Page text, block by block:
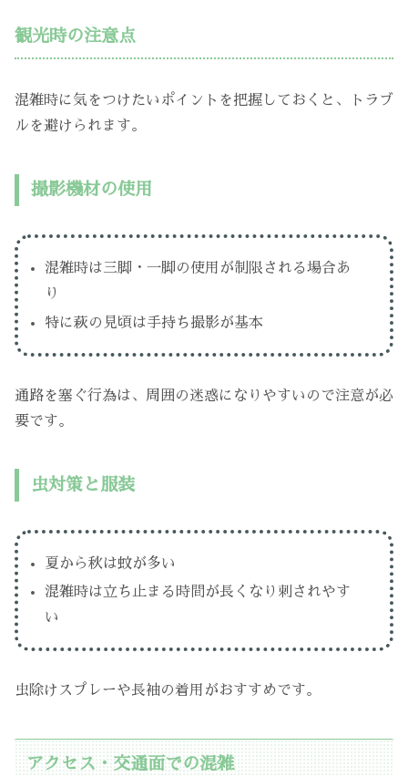
観光時の注意点
混雑時に気をつけたいポイントを把握しておくと、トラブ
ルを避けられます。
撮影機材の使用
混雑時は三脚・一脚の使用が制限される場合あ
り
特に萩の見頃は手持ち撮影が基本
通路を塞ぐ行為は、周囲の迷惑になりやすいので注意が必
要です。
虫対策と服装
夏から秋は蚊が多い
混雑時は立ち止まる時間が長くなり刺されやす
い
虫除けスプレーや長袖の着用がおすすめです。
アクセス・交通面での混雑